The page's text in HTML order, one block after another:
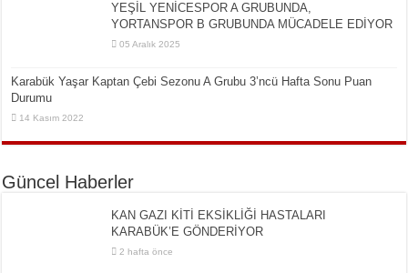
YEŞİL YENİCESPOR A GRUBUNDA,
YORTANSPOR B GRUBUNDA MÜCADELE EDİYOR
05 Aralık 2025
Karabük Yaşar Kaptan Çebi Sezonu A Grubu 3’ncü Hafta Sonu Puan
Durumu
14 Kasım 2022
Güncel Haberler
KAN GAZI KİTİ EKSİKLİĞİ HASTALARI
KARABÜK’E GÖNDERİYOR
2 hafta önce